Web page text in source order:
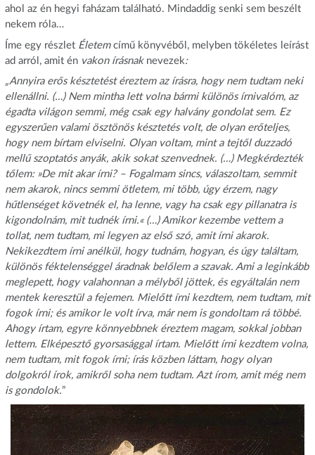
ahol az én hegyi faházam található. Mindaddig senki sem beszélt
nekem róla…
Íme egy részlet Életem című könyvéből, melyben tökéletes leírást
ad arról, amit én vakon írásnaknevezek:
„Annyira erős késztetést éreztem az írásra, hogy nem tudtam neki
ellenállni. (…) Nem mintha lett volna bármi különös írnivalóm, az
égadta világon semmi, még csak egy halvány gondolat sem. Ez
egyszerűen valami ösztönös késztetés volt, de olyan erőteljes,
hogy nem bírtam elviselni. Olyan voltam, mint a tejtől duzzadó
mellű szoptatós anyák, akik sokat szenvednek. (…) Megkérdezték
tőlem: »De mit akar írni? – Fogalmam sincs, válaszoltam, semmit
nem akarok, nincs semmi ötletem, mi több, úgy érzem, nagy
hűtlenséget követnék el, ha lenne, vagy ha csak egy pillanatra is
kigondolnám, mit tudnék írni.« (…) Amikor kezembe vettem a
tollat, nem tudtam, mi legyen az első szó, amit írni akarok.
Nekikezdtem írni anélkül, hogy tudnám, hogyan, és úgy találtam,
különös féktelenséggel áradnak belőlem a szavak. Ami a leginkább
meglepett, hogy valahonnan a mélyből jöttek, és egyáltalán nem
mentek keresztül a fejemen. Mielőtt írni kezdtem, nem tudtam, mit
fogok írni; és amikor le volt írva, már nem is gondoltam rá többé.
Ahogy írtam, egyre könnyebbnek éreztem magam, sokkal jobban
lettem. Elképesztő gyorsasággal írtam. Mielőtt írni kezdtem volna,
nem tudtam, mit fogok írni; írás közben láttam, hogy olyan
dolgokról írok, amikről soha nem tudtam. Azt írom, amit még nem
is gondolok.”